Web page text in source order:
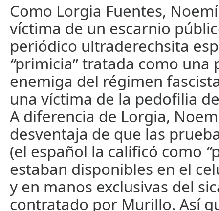
Como Lorgia Fuentes,
víctima de un escarnio
periódico ultraderechsita
“primicia” tratada como una
enemiga del régimen
una víctima de la pedofilia
A diferencia de Lorgia,
desventaja de que las
(el español la calificó como “
estaban disponibles en el
y en manos exclusivas del
contratado por Murillo. Así